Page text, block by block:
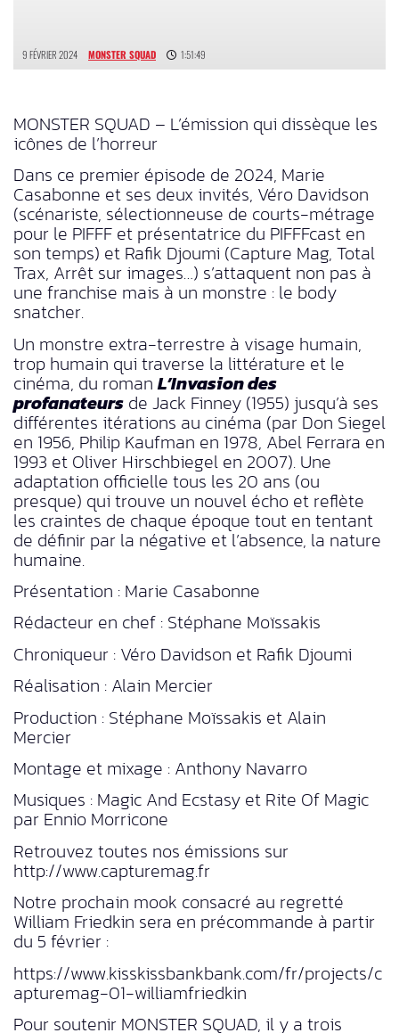
9 FÉVRIER 2024 MONSTER SQUAD 1:51:49
MONSTER SQUAD – L’émission qui dissèque les
icônes de l’horreur
Dans ce premier épisode de 2024, Marie
Casabonne et ses deux invités, Véro Davidson
(scénariste, sélectionneuse de courts-métrage
pour le PIFFF et présentatrice du PIFFFcast en
son temps) et Rafik Djoumi (Capture Mag, Total
Trax, Arrêt sur images…) s’attaquent non pas à
une franchise mais à un monstre : le body
snatcher.
Un monstre extra-terrestre à visage humain,
trop humain qui traverse la littérature et le
cinéma, du romanL’Invasion des
profanateurs de Jack Finney (1955) jusqu’à ses
différentes itérations au cinéma (par Don Siegel
en 1956, Philip Kaufman en 1978, Abel Ferrara en
1993 et Oliver Hirschbiegel en 2007). Une
adaptation officielle tous les 20 ans (ou
presque) qui trouve un nouvel écho et reflète
les craintes de chaque époque tout en tentant
de définir par la négative et l’absence, la nature
humaine.
Présentation : Marie Casabonne
Rédacteur en chef : Stéphane Moïssakis
Chroniqueur : Véro Davidson et Rafik Djoumi
Réalisation : Alain Mercier
Production : Stéphane Moïssakis et Alain
Mercier
Montage et mixage : Anthony Navarro
Musiques : Magic And Ecstasy et Rite Of Magic
par Ennio Morricone
Retrouvez toutes nos émissions sur
http://www.capturemag.fr
Notre prochain mook consacré au regretté
William Friedkin sera en précommande à partir
du 5 février :
https://www.kisskissbankbank.com/fr/projects/c
apturemag-01-williamfriedkin
Pour soutenir MONSTER SQUAD, il y a trois